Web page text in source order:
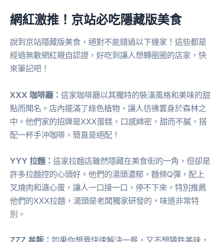
網紅激推！京站必吃隱藏版美食
說到京站隱藏版美食，絕對不能錯過以下幾家！這些都是
經過無數網紅親自認證，好吃到讓人想轉圈圈的店家，快
來筆記吧！
XXX 咖啡廳： 這家咖啡廳以其獨特的裝潢風格和美味的甜
點而聞名。店內擺滿了綠色植物，讓人彷彿置身於森林之
中。他們家的招牌是XXX蛋糕，口感綿密，甜而不膩，搭
配一杯手沖咖啡，簡直是絕配！
YYY 拉麵： 這家拉麵店雖然隱藏在美食街的一角，但卻是
許多拉麵控的心頭好。他們的湯頭濃郁，麵條Q彈，配上
叉燒肉和溏心蛋，讓人一口接一口，停不下來。特別推薦
他們的XXX拉麵，湯頭是老闆獨家研發的，味道非常特
別。